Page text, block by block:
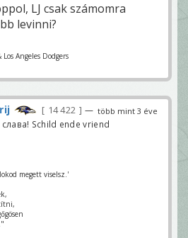
LJ csak számomra
levinni?
Angeles Dodgers
több mint 3 éve
14 422
—
Schild ende vriend
megett viselsz.'